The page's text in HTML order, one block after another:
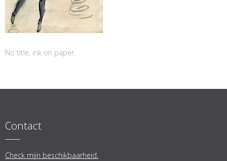
No title, ink on paper.
Contact
Check mijn beschikbaarheid.